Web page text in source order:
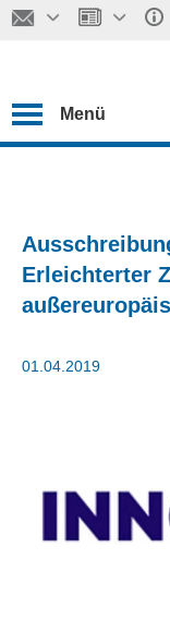
Menü
Erleichterter
01.04.2019